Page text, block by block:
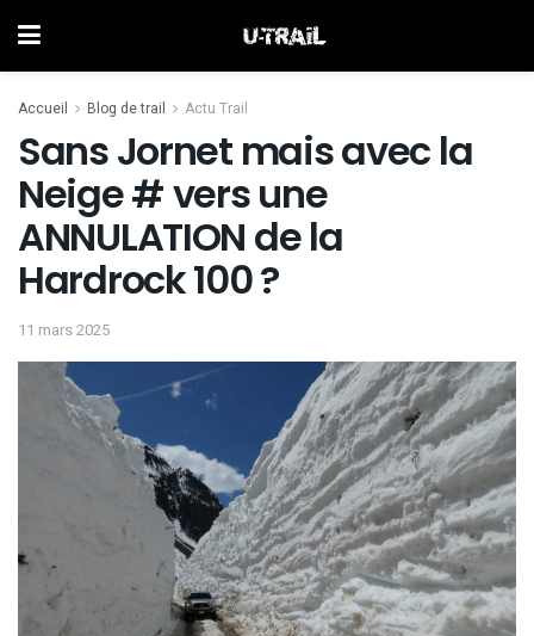
Accueil Blog de trail Actu Trail
Sans Jornet mais avec la
Neige # vers une
ANNULATION de la
Hardrock 100 ?
11 mars 2025